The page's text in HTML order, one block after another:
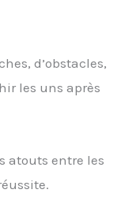
d’obstacles,
les uns après
atouts entre les